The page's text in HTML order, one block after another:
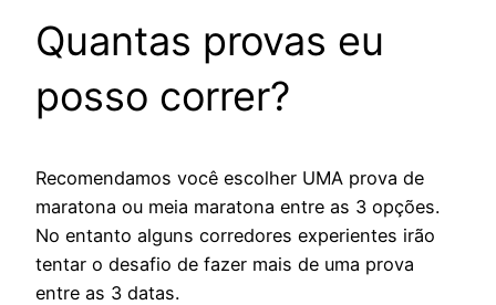
Quantas provas eu
posso correr?
Recomendamos você escolher UMA prova de
maratona ou meia maratona entre as 3 opções.
No entanto alguns corredores experientes irão
tentar o desafio de fazer mais de uma prova
entre as 3 datas.